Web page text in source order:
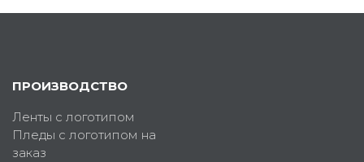
ПРОИЗВОДСТВО
Ленты с логотипом
Пледы с логотипом на
заказ